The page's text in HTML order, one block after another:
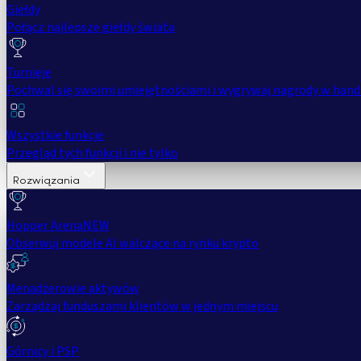
Giełdy
Połącz najlepsze giełdy świata
Turnieje
Pochwal się swoimi umiejętnościami i wygrywaj nagrody w
Wszystkie funkcje
Przegląd tych funkcji i nie tylko
Rozwiązania
Hopper ArenaNEW
Obserwuj modele AI walczące na rynku krypto
Menadżerowie aktywów
Zarządzaj funduszami klientów w jednym miejscu
Górnicy i PSP